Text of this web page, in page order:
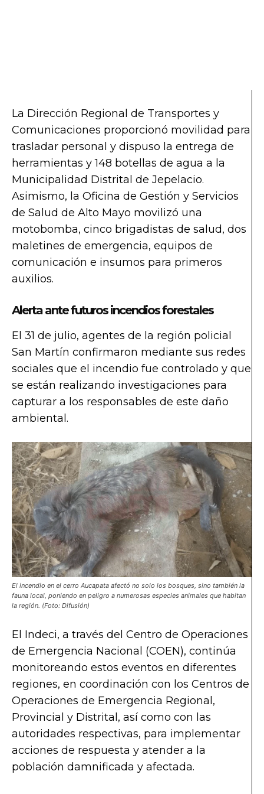
La Dirección Regional de Transportes y
Comunicaciones proporcionó movilidad para
trasladar personal y dispuso la entrega de
herramientas y 148 botellas de agua a la
Municipalidad Distrital de Jepelacio.
Asimismo, la Oficina de Gestión y Servicios
de Salud de Alto Mayo movilizó una
motobomba, cinco brigadistas de salud, dos
maletines de emergencia, equipos de
comunicación e insumos para primeros
auxilios.
Alerta ante futuros incendios forestales
El 31 de julio, agentes de la región policial
San Martín confirmaron mediante sus redes
sociales que el incendio fue controlado y que
se están realizando investigaciones para
capturar a los responsables de este daño
ambiental.
El incendio en el cerro Aucapata afectó no solo los bosques, sino también la
fauna local, poniendo en peligro a numerosas especies animales que habitan
la región. (Foto: Difusión)
El Indeci, a través del Centro de Operaciones
de Emergencia Nacional (COEN), continúa
monitoreando estos eventos en diferentes
regiones, en coordinación con los Centros de
Operaciones de Emergencia Regional,
Provincial y Distrital, así como con las
autoridades respectivas, para implementar
acciones de respuesta y atender a la
población damnificada y afectada.